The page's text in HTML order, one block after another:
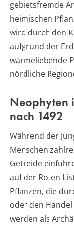
gebietsfremde
heimischen
wird durch den
aufgrund der
wärmeliebende
nördliche
Neophyten
nach 1492
Während der
Menschen
Getreide
auf der Roten
Pflanzen, die
oder den
werden als